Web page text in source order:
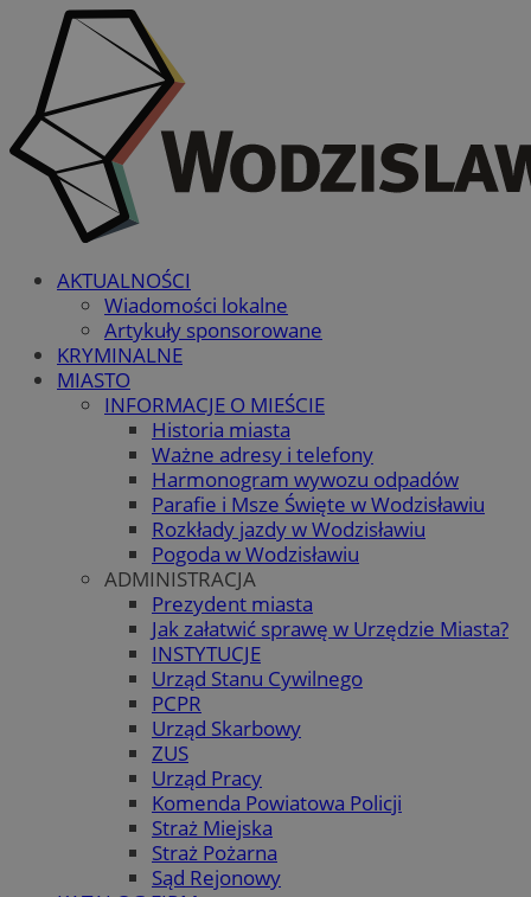
AKTUALNOŚCI
Wiadomości lokalne
Artykuły sponsorowane
KRYMINALNE
MIASTO
INFORMACJE O MIEŚCIE
Historia miasta
Ważne adresy i telefony
Harmonogram wywozu odpadów
Parafie i Msze Święte w Wodzisławiu
Rozkłady jazdy w Wodzisławiu
Pogoda w Wodzisławiu
ADMINISTRACJA
Prezydent miasta
Jak załatwić sprawę w Urzędzie Miasta?
INSTYTUCJE
Urząd Stanu Cywilnego
PCPR
Urząd Skarbowy
ZUS
Urząd Pracy
Komenda Powiatowa Policji
Straż Miejska
Straż Pożarna
Sąd Rejonowy